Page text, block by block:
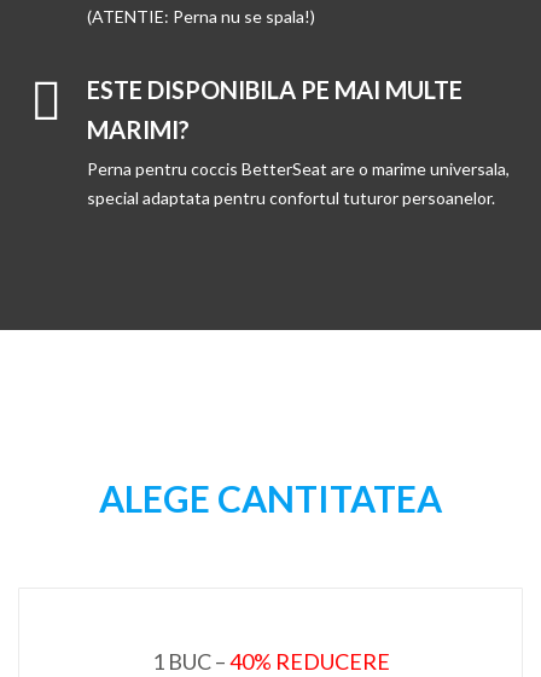
(ATENTIE: Perna nu se spala!)
ESTE DISPONIBILA PE MAI MULTE
MARIMI?
Perna pentru coccis BetterSeat are o marime universala,
special adaptata pentru confortul tuturor persoanelor.
ALEGE CANTITATEA
1 BUC –40% REDUCERE